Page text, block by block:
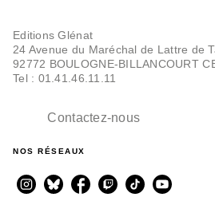
Editions Glénat
24 Avenue du Maréchal de Lattre de
92772 BOULOGNE-BILLANCOURT
Tel : 01.41.46.11.11
Contactez-nous
NOS RÉSEAUX